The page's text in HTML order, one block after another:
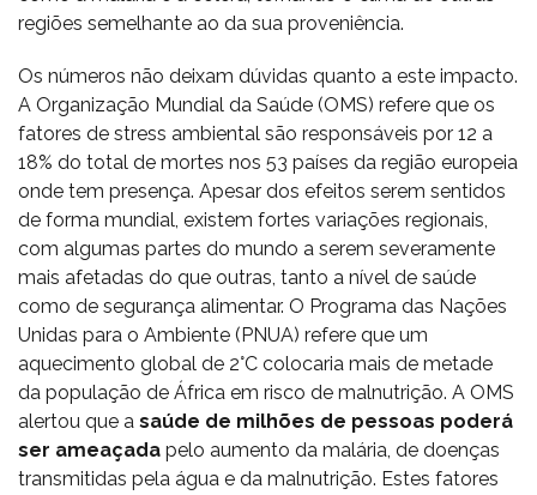
regiões semelhante ao da sua proveniência.
Os números não deixam dúvidas quanto a este impacto.
A Organização Mundial da Saúde (OMS) refere que os
fatores de stress ambiental são responsáveis por 12 a
18% do total de mortes nos 53 países da região europeia
onde tem presença. Apesar dos efeitos serem sentidos
de forma mundial, existem fortes variações regionais,
com algumas partes do mundo a serem severamente
mais afetadas do que outras, tanto a nível de saúde
como de segurança alimentar. O Programa das Nações
Unidas para o Ambiente (PNUA) refere que um
aquecimento global de 2°C colocaria mais de metade
da população de África em risco de malnutrição. A OMS
alertou que a saúde de milhões de pessoas poderá
ser ameaçada pelo aumento da malária, de doenças
transmitidas pela água e da malnutrição. Estes fatores